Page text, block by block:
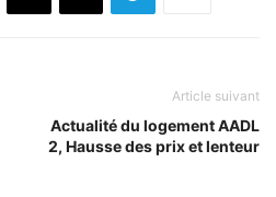
Article suivant
Actualité du logement AADL
2, Hausse des prix et lenteur